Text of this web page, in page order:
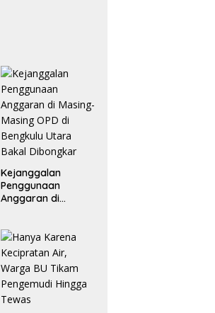
Kejanggalan
Penggunaan
Anggaran di
Bakal Dibongkar